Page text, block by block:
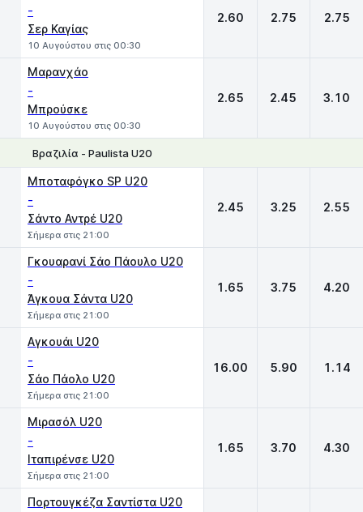
-
Σερ Καγίας
10 Αυγούστου στις 00:30
2.60 2.75 2.75
Μαρανχάο
-
Μπρούσκε
10 Αυγούστου στις 00:30
2.65 2.45 3.10
Βραζιλία - Paulista U20
Μποταφόγκο SP U20
-
Σάντο Αντρέ U20
Σήμερα στις 21:00
2.45 3.25 2.55
Γκουαρανί Σάο Πάουλο U20
-
Άγκουα Σάντα U20
Σήμερα στις 21:00
1.65 3.75 4.20
Αγκουάι U20
-
Σάο Πάολο U20
Σήμερα στις 21:00
16.00 5.90 1.14
Μιρασόλ U20
-
Ιταπιρένσε U20
Σήμερα στις 21:00
1.65 3.70 4.30
Πορτουγκέζα Σαντίστα U20